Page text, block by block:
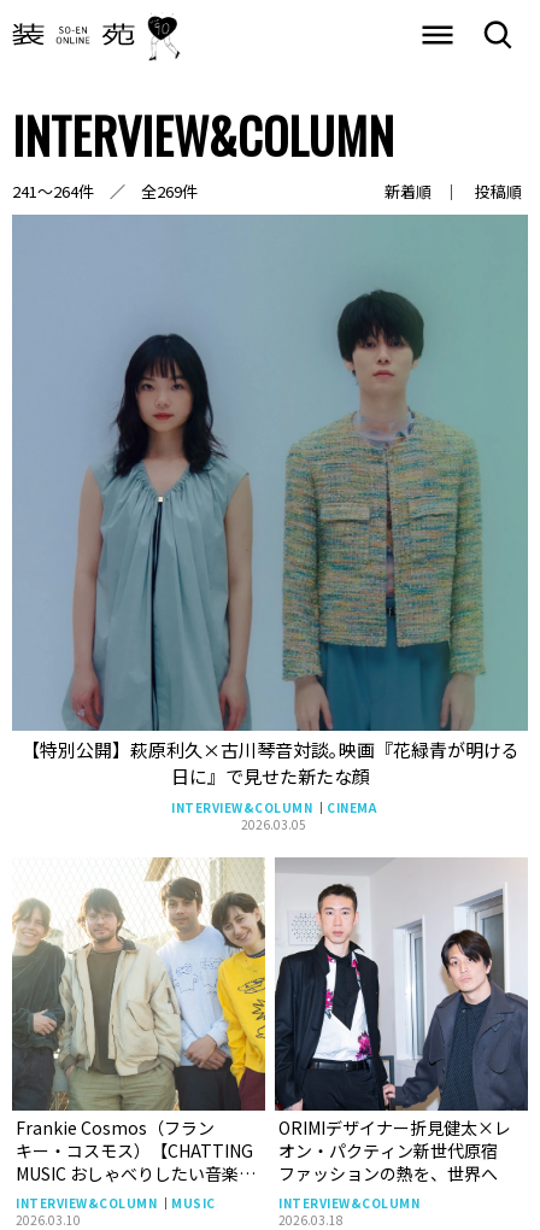
INTERVIEW&COLUMN
241～264件 ／ 全269件 新着順 投稿順
【特別公開】萩原利久×古川琴音対談｡映画『花緑青が明ける
日に』で見せた新たな顔
INTERVIEW&COLUMN
CINEMA
2026.03.05
Frankie Cosmos（フラン
キー・コスモス）【CHATTING
MUSIC おしゃべりしたい音楽の
こと vol.27】
INTERVIEW&COLUMN
MUSIC
2026.03.10
ORIMIデザイナー折見健太×レ
オン・パクティン新世代原宿
ファッションの熱を、世界へ
INTERVIEW&COLUMN
2026.03.18